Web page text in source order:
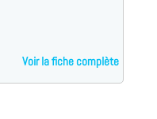
Voir la fiche complète